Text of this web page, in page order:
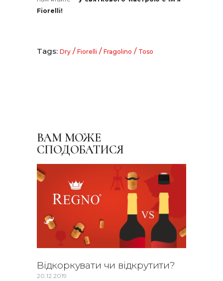
Fiorelli!
Tags: Dry / Fiorelli / Fragolino / Toso
ВАМ МОЖЕ
СПОДОБАТИСЯ
Відкоркувати чи відкрутити?
20.12.2019